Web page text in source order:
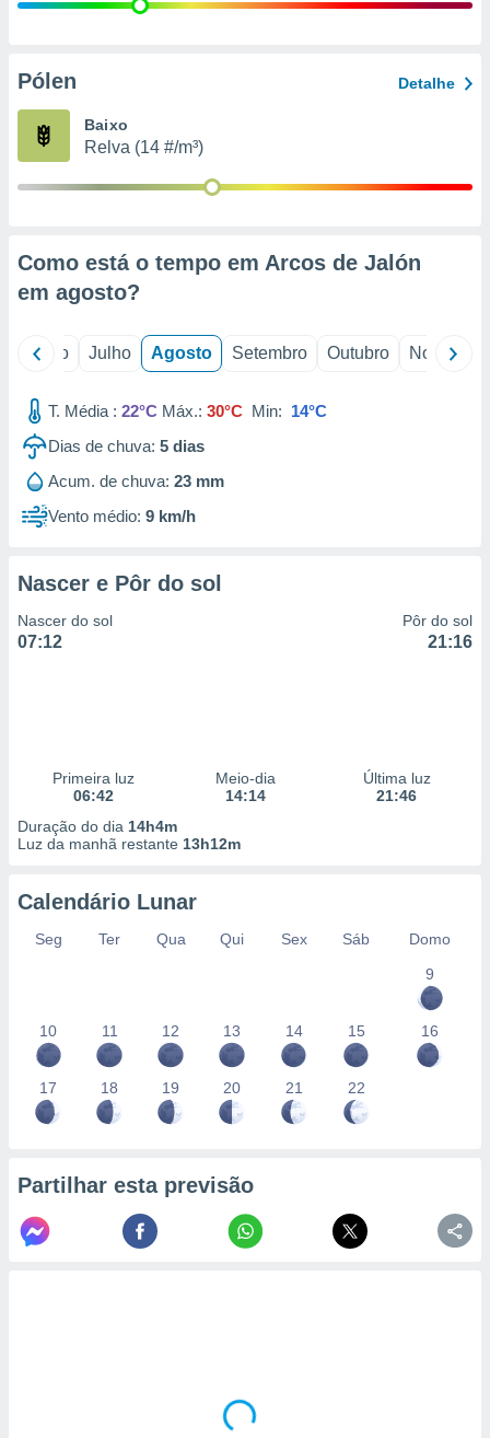
e
de
Pólen Detalhe
Baixo
Relva (14 #/m³)
Como está o tempo em Arcos de Jalón
em agosto?
Junho Julho Agosto Setembro Outubro Novembro
T. Média : 22°C Máx.: 30°C Min: 14°C
Dias de chuva: 5 dias
Acum. de chuva: 23 mm
Vento médio: 9 km/h
Nascer e Pôr do sol
Nascer do sol
07:12
Pôr do sol
21:16
Primeira luz
06:42
Meio-dia
14:14
Última luz
21:46
Duração do dia 14h4m
Luz da manhã restante 13h12m
Calendário Lunar
Seg Ter Qua Qui Sex Sáb
Domo
9
10 11 12 13 14 15 16
17 18 19 20 21 22
Partilhar esta previsão